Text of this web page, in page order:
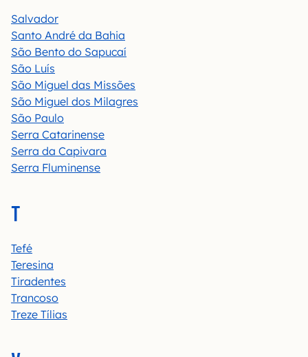
Salvador
Santo André da Bahia
São Bento do Sapucaí
São Luís
São Miguel das Missões
São Miguel dos Milagres
São Paulo
Serra Catarinense
Serra da Capivara
Serra Fluminense
T
Tefé
Teresina
Tiradentes
Trancoso
Treze Tílias